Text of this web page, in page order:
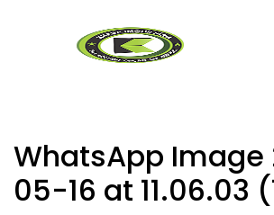
WhatsApp Image
05-16 at 11.06.03